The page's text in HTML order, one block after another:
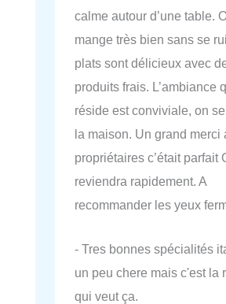
calme autour d’une table.
mange très bien sans se
plats sont délicieux avec
produits frais. L’ambiance
réside est conviviale, on
la maison. Un grand merci
propriétaires c’était parfait
reviendra rapidement. A
recommander les yeux
- Tres bonnes spécialités
un peu chere mais c'est la
qui veut ça.